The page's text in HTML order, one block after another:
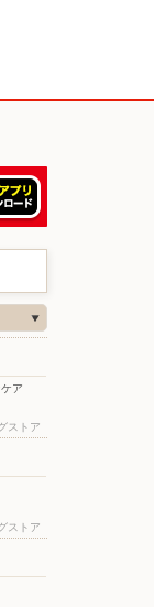
ア
ストア
ストア